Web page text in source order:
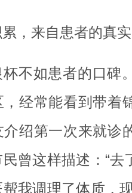
，来自患者的真
不如患者的口碑
，经常能看到带着
绍第一次来就诊
曾这样描述：“去
我调理了体质，